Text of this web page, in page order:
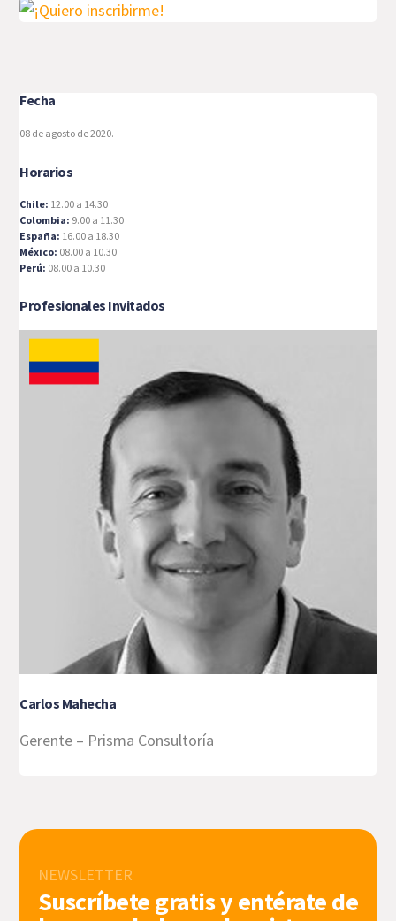
Fecha
08 de agosto de 2020.
Horarios
Chile: 12.00 a 14.30
Colombia: 9.00 a 11.30
España: 16.00 a 18.30
México: 08.00 a 10.30
Perú: 08.00 a 10.30
Profesionales Invitados
Carlos Mahecha
Gerente – Prisma Consultoría
NEWSLETTER
Suscríbete gratis y entérate de